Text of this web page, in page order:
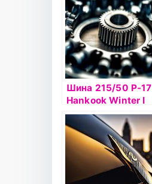
Шина 215/50 Р-17
Hankook Winter I
Pike RS2 W429
95T шип